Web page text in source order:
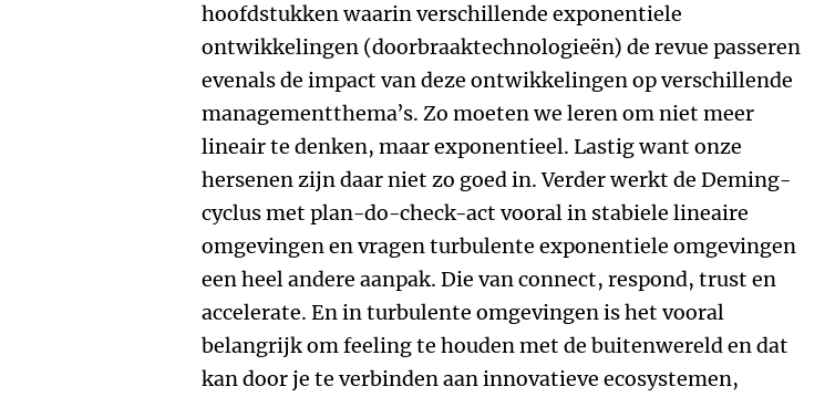
hoofdstukken waarin verschillende exponentiele
ontwikkelingen (doorbraaktechnologieën) de revue passeren
evenals de impact van deze ontwikkelingen op verschillende
managementthema’s. Zo moeten we leren om niet meer
lineair te denken, maar exponentieel. Lastig want onze
hersenen zijn daar niet zo goed in. Verder werkt de Deming-
cyclus met plan-do-check-act vooral in stabiele lineaire
omgevingen en vragen turbulente exponentiele omgevingen
een heel andere aanpak. Die van connect, respond, trust en
accelerate. En in turbulente omgevingen is het vooral
belangrijk om feeling te houden met de buitenwereld en dat
kan door je te verbinden aan innovatieve ecosystemen,